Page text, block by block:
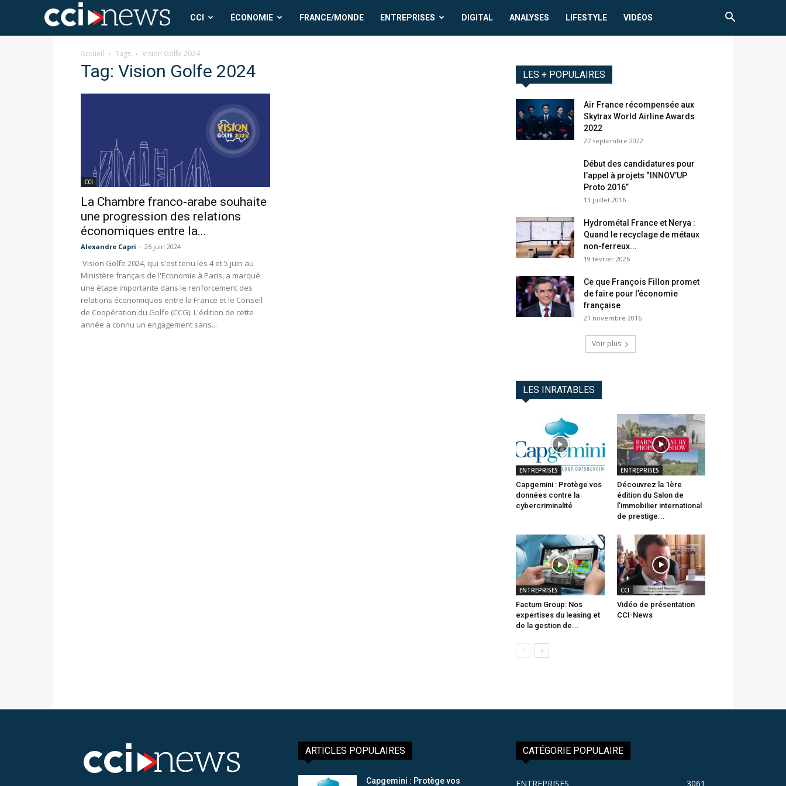
CCI
News
CCI ÉCONOMIE FRANCE/MONDE ENTREPRISES DIGITAL ANALYSES LIFESTYLE VIDÉOS
Accueil Tags Vision Golfe 2024
Tag: Vision Golfe 2024
CCI
La Chambre franco-arabe souhaite
une progression des relations
économiques entre la...
Alexandre Capri - 26 juin 2024
Vision Golfe 2024, qui s'est tenu les 4 et 5 juin au
Ministère français de l'Economie à Paris, a marqué
une étape importante dans le renforcement des
relations économiques entre la France et le Conseil
de Coopération du Golfe (CCG). L'édition de cette
année a connu un engagement sans...
LES + POPULAIRES
Air France récompensée aux
Skytrax World Airline Awards
2022
27 septembre 2022
Début des candidatures pour
l’appel à projets “INNOV’UP
Proto 2016”
13 juillet 2016
Hydrométal France et Nerya :
Quand le recyclage de métaux
non-ferreux...
19 février 2026
Ce que François Fillon promet
de faire pour l’économie
française
21 novembre 2016
Voir plus
LES INRATABLES
ENTREPRISES
Capgemini : Protège vos
données contre la
cybercriminalité
ENTREPRISES
Découvrez la 1ère
édition du Salon de
l’immobilier international
de prestige...
ENTREPRISES
Factum Group: Nos
expertises du leasing et
de la gestion de...
CCI
Vidéo de présentation
CCI-News
ARTICLES POPULAIRES
Capgemini : Protège vos
CATÉGORIE POPULAIRE
ENTREPRISES 3061